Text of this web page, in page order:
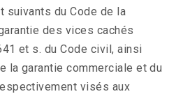
suivants du Code de la
des vices cachés
et s. du Code civil, ainsi
la garantie commerciale et du
visés aux